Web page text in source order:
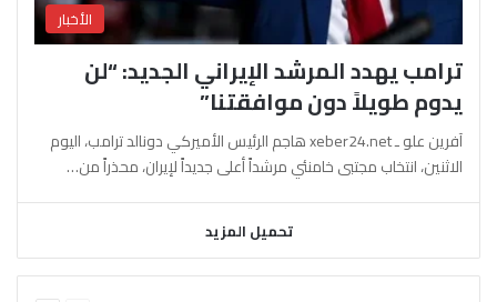
الأخبار
ترامب يهدد المرشد الإيراني الجديد: “لن
يدوم طويلاً دون موافقتنا”
آفرين علو ـ xeber24.net هاجم الرئيس الأميركي دونالد ترامب، اليوم
الاثنين، انتخاب مجتبى خامنئي مرشداً أعلى جديداً لإيران، محذراً من…
تحميل المزيد